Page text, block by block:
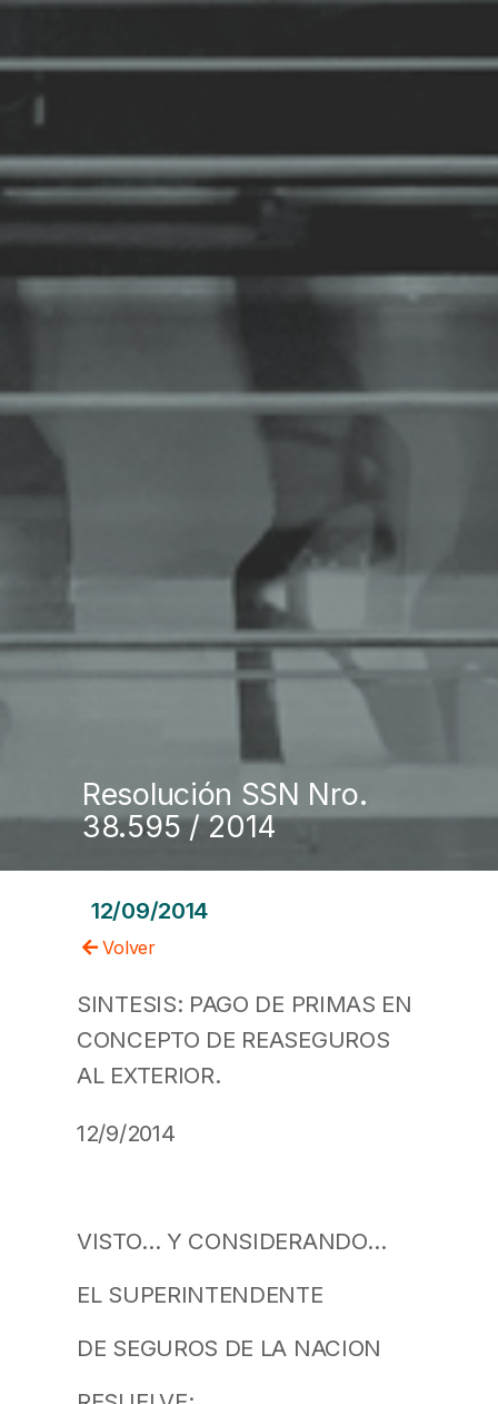
Resolución SSN Nro.
38.595 / 2014
12/09/2014
Volver
SINTESIS: PAGO DE PRIMAS EN
CONCEPTO DE REASEGUROS
AL EXTERIOR.
12/9/2014
VISTO… Y CONSIDERANDO…
EL SUPERINTENDENTE
DE SEGUROS DE LA NACION